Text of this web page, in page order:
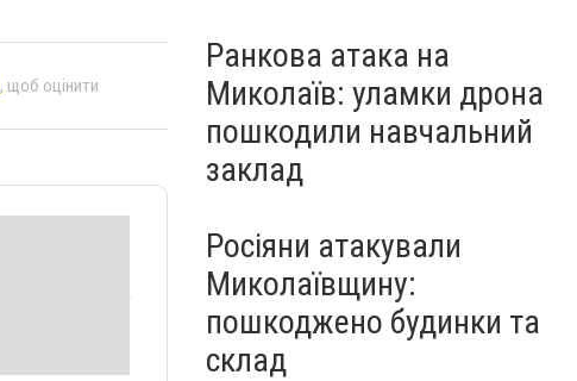
, щоб оцінити
Ранкова атака на
Миколаїв: уламки дрона
пошкодили навчальний
заклад
Росіяни атакували
Миколаївщину:
пошкоджено будинки та
склад